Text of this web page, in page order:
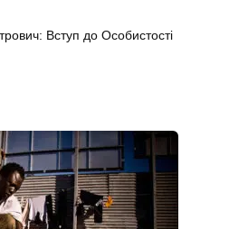
Вступ до Особистості